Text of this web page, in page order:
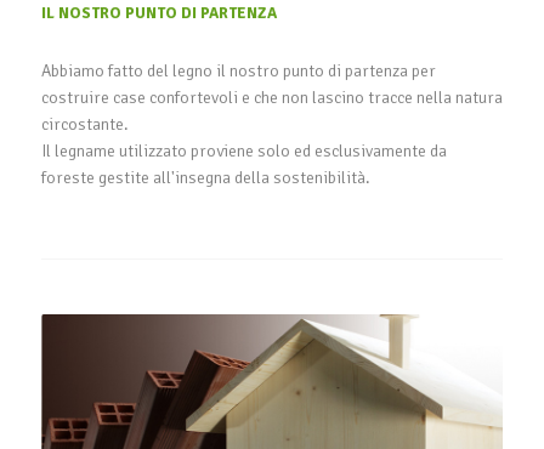
IL NOSTRO PUNTO DI PARTENZA
Abbiamo fatto del legno il nostro punto di partenza per
costruire case confortevoli e che non lascino tracce nella natura
circostante.
Il legname utilizzato proviene solo ed esclusivamente da
foreste gestite all'insegna della sostenibilità.